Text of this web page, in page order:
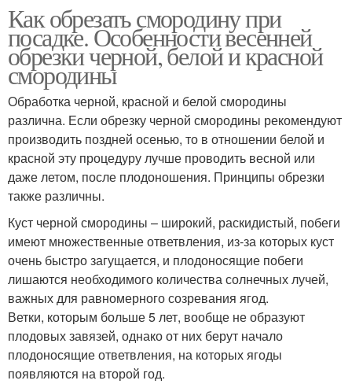
Как обрезать смородину при
посадке. Особенности весенней
обрезки черной, белой и красной
смородины
Обработка черной, красной и белой смородины
различна. Если обрезку черной смородины рекомендуют
производить поздней осенью, то в отношении белой и
красной эту процедуру лучше проводить весной или
даже летом, после плодоношения. Принципы обрезки
также различны.
Куст черной смородины – широкий, раскидистый, побеги
имеют множественные ответвления, из-за которых куст
очень быстро загущается, и плодоносящие побеги
лишаются необходимого количества солнечных лучей,
важных для равномерного созревания ягод.
Ветки, которым больше 5 лет, вообще не образуют
плодовых завязей, однако от них берут начало
плодоносящие ответвления, на которых ягоды
появляются на второй год.